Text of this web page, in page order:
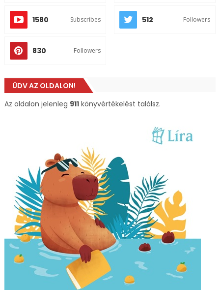
1580 Subscribes 512 Followers
830 Followers
ÜDV AZ OLDALON!
Az oldalon jelenleg 911könyvértékelést találsz.